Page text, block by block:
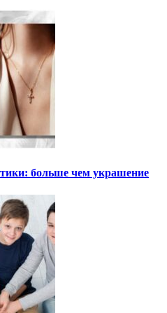
больше чем украшение